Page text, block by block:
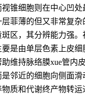
视锥细胞则在中心凹
层菲薄的但又非常复
斑区，其分辨能力强
是由单层色素上皮
助维持脉络膜xue管内
是邻近的细胞向侧面
物质和代谢终产物转